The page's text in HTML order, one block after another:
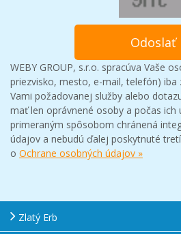
WEBY GROUP, s.r.o. spracúva Vaše
priezvisko, mesto, e-mail, telefón) iba
Vami požadovanej služby alebo
mať len oprávnené osoby a počas ich
primeraným spôsobom chránená
údajov a nebudú ďalej poskytnuté
o Ochrane osobných údajov »
Zlatý Erb